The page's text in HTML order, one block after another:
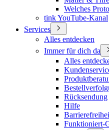
Welches
tink YouTube-Kanal
Services
Alles entdecken
Immer für dich da
Alles
Rücksendung
Hilfe
Funktioniert-